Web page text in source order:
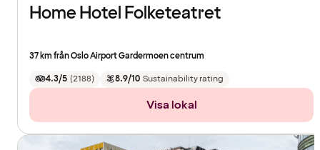
Home Hotel Folketeatret
37 km från Oslo Airport Gardermoen centrum
4.3/5 (2188) 8.9/10 Sustainability rating
Visa lokal